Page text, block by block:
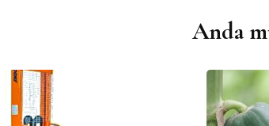
Anda